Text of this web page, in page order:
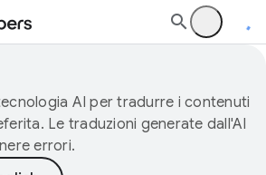
AI per tradurre i contenuti
Le traduzioni generate dall'AI
errori.